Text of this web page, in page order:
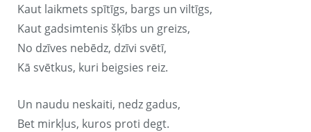
Kaut laikmets spītīgs, bargs un viltīgs,
Kaut gadsimtenis šķībs un greizs,
No dzīves nebēdz, dzīvi svētī,
Kā svētkus, kuri beigsies reiz.
Un naudu neskaiti, nedz gadus,
Bet mirkļus, kuros proti degt.